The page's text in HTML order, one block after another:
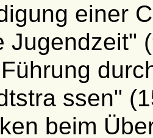
einer
Jugendzeit"
ssen"
beim